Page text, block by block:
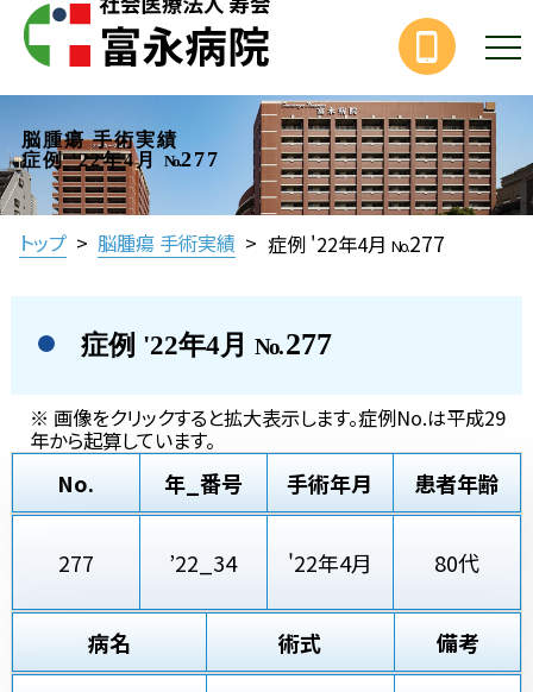
脳腫瘍 手術実績
症例 '22年4月
No.277
トップ > 脳腫瘍 手術実績 > 症例 '22年4月 No.277
症例 '22年4月 No.277
※ 画像をクリックすると拡大表示します。症例No.は平成29
年から起算しています。
No. 年_番号 手術年月 患者年齢
277 ’22_34 '22年4月 80代
病名 術式 備考